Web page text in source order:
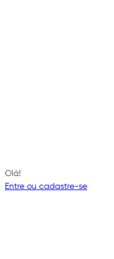
Olá!
Entre ou cadastre-se